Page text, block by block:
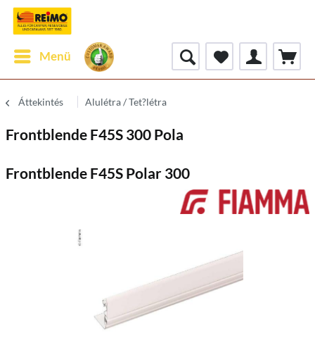
Menü
Áttekintés Alulétra / Tet?létra
Frontblende F45S 300 Pola
Frontblende F45S Polar 300